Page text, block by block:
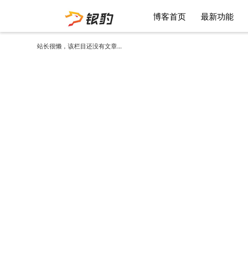
博客首页 最新功能
站长很懒，该栏目还没有文章...